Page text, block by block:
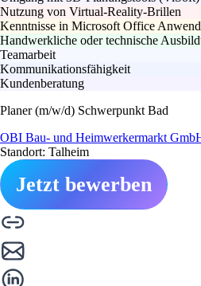
Nutzung von Virtual-Reality-Brillen
Kenntnisse in Microsoft Office
Handwerkliche oder technische
Teamarbeit
Kommunikationsfähigkeit
Kundenberatung
Planer (m/w/d) Schwerpunkt Bad
OBI Bau- und Heimwerkermarkt
Standort: Talheim
Jetzt bewerben